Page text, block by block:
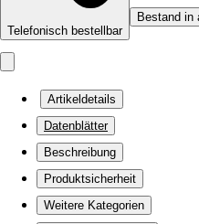
Telefonisch bestellbar
Bestand in
Artikeldetails
Datenblätter
Beschreibung
Produktsicherheit
Weitere Kategorien